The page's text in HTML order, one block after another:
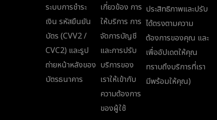
ระบบการชำระ
เงิน รหัสยืนยัน
บัตร (CVV2 /
CVC2) และรูป
ถ่ายหน้าหลังของ
บัตรธนาคาร
เกี่ยวข้อง การ
ให้บริการ การ
จัดการบัญชี
และการปรับ
บริการของ
เราให้เข้ากับ
ความต้องการ
ของผู้ใช้
ประสิทธิภาพและปรับ
ได้ตรงตามความ
ต้องการของคุณ และ
เพื่ออัปเดตให้คุณ
ทราบถึงบริการที่เรา
มีพร้อมให้คุณ)